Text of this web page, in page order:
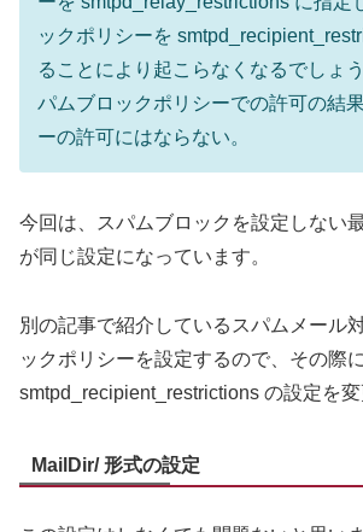
ックポリシーを
ることにより起こらなくなるでしょ
パムブロックポリシーでの許可の結
ーの許可にはならない。
今回は、スパムブロックを設定しない
が同じ設定になっています。
別の記事で紹介しているスパムメール
ックポリシーを設定するので、その際に
smtpd_recipient_restrictions の設定を変
MailDir/ 形式の設定